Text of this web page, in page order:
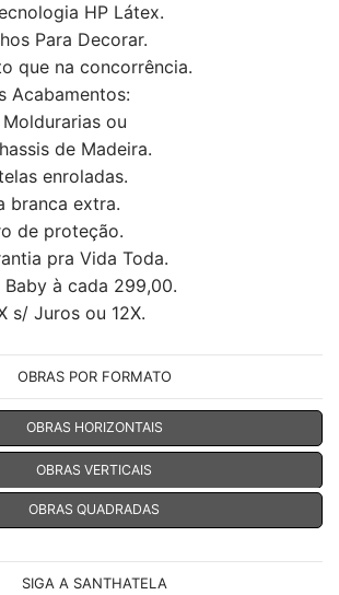
HP Látex.
Para Decorar.
que na concorrência.
Acabamentos:
ou
de Madeira.
enroladas.
branca extra.
de proteção.
pra Vida Toda.
Baby à cada 299,00.
s/ Juros ou 12X.
OBRAS POR FORMATO
OBRAS HORIZONTAIS
OBRAS VERTICAIS
OBRAS QUADRADAS
SIGA A SANTHATELA